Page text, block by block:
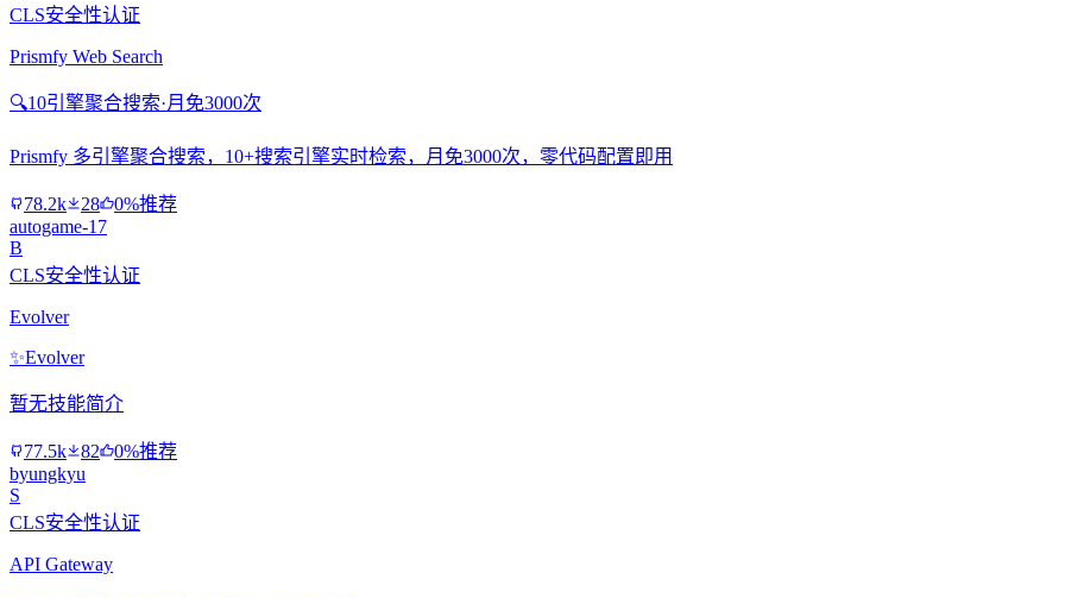
CLS安全性认证
Prismfy Web Search
🔍10引擎聚合搜索·月免3000次
Prismfy 多引擎聚合搜索，10+搜索引擎实时检索，月免3000次，零代码配置即用
78.2k 28
0%推荐
autogame-17
B
CLS安全性认证
Evolver
✨Evolver
暂无技能简介
77.5k 82
0%推荐
byungkyu
S
CLS安全性认证
API Gateway